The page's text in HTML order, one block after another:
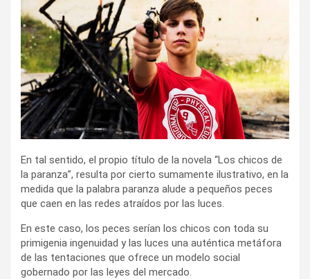
En tal sentido, el propio título de la novela “Los chicos de
la paranza”, resulta por cierto sumamente ilustrativo, en la
medida que la palabra paranza alude a pequeños peces
que caen en las redes atraídos por las luces.
En este caso, los peces serían los chicos con toda su
primigenia ingenuidad y las luces una auténtica metáfora
de las tentaciones que ofrece un modelo social
gobernado por las leyes del mercado.